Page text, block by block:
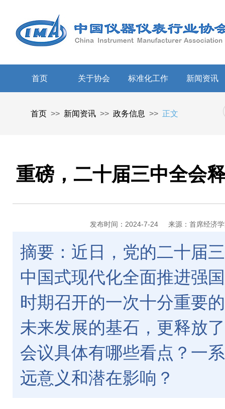
首页 关于协会 标准化工作 新闻资讯
首页 >> 新闻资讯 >> 政务信息 >> 正文
重磅，二十届三中全会
发布时间：2024-7-24 来源：首席经济
摘要：近日，党的二十届
中国式现代化全面推进强
时期召开的一次十分重要
未来发展的基石，更释放
会议具体有哪些看点？一
远意义和潜在影响？